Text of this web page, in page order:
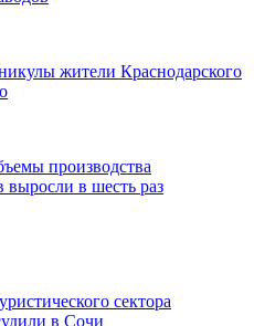
жители Краснодарского
производства
выросли в шесть раз
сектора
в Сочи